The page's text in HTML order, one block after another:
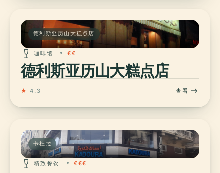
德利斯亚历山大糕点店
咖啡馆 €€
德利斯亚历山大糕点店
★ 4.3 查看
卡杜拉
精致餐饮 €€€